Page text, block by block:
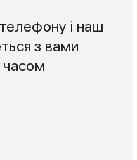
і наш
з вами